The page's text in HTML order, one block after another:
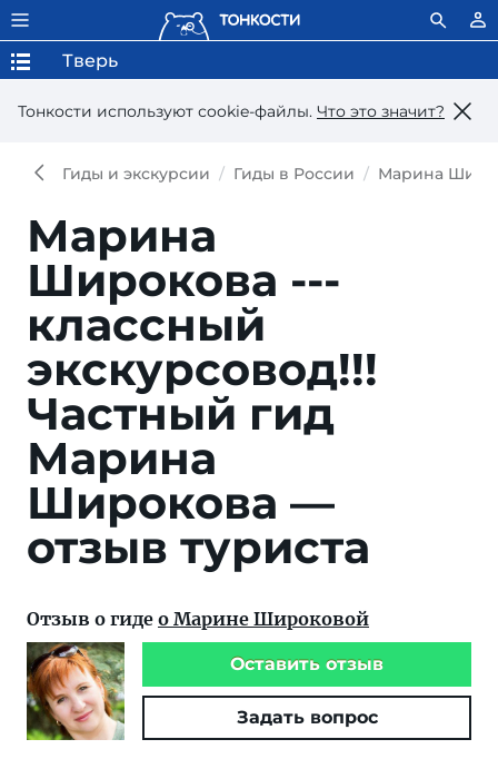
Тонкости используют сookie-файлы. Что это значит?
Тверь
Гиды и экскурсии Гиды в России Марина
Марина
Широкова ---
классный
экскурсовод!!!
Частный гид
Марина
Широкова —
отзыв туриста
Отзыв о гиде о Марине Широковой
Оставить отзыв
Задать вопрос